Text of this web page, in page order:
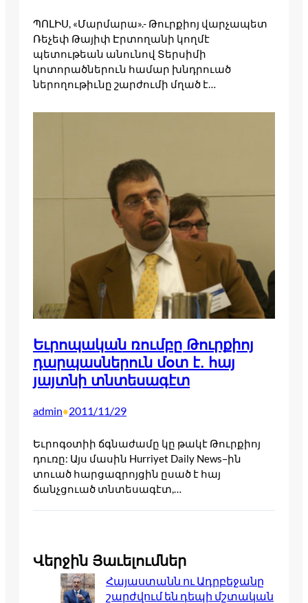
ՊՈԼԻՍ, «Մարմարա».- Թուրքիոյ վարչապետ
Ռեչեփ Թայիփ Էրտողանի կողմէ
պետութեան անունով Տերսիմի
կոտորածներուն համար խնդրուած
ներողութիւնը շարժումի մղած է…
Եւրոպական ռումբը Թուրքիոյ
դարպասներուն մօտ է. հայ
յայտնի տնտեսագէտ
admin•2011/11/29
Եւրոգօտիի ճգնաժամը կը թակէ Թուրքիոյ
դուռը: Այս մասին Hurriyet Daily News–ին
տուած հարցազրոյցին ըսած է հայ
ճանչցուած տնտեսագէտ,…
Վերջին Յաւելումներ
Հայաստանն ու Ադրբեջանը
շարժվում են դեպի մշտական